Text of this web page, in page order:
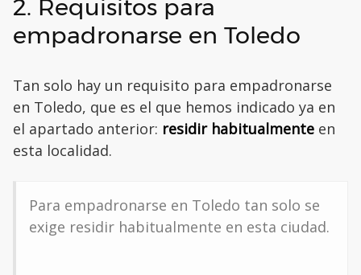
2. Requisitos para
empadronarse en Toledo
Tan solo hay un requisito para empadronarse
en Toledo, que es el que hemos indicado ya en
el apartado anterior: residir habitualmente en
esta localidad.
Para empadronarse en Toledo tan solo se
exige residir habitualmente en esta ciudad.